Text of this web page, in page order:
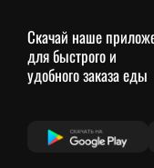
Скачай наше
для быстрого и
удобного заказа еды